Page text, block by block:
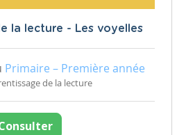
la lecture - Les voyelles
Primaire – Première année
de la lecture